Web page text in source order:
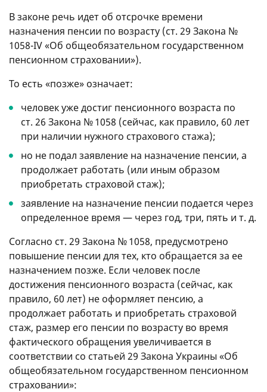
В законе речь идет об отсрочке времени
назначения пенсии по возрасту (ст. 29 Закона №
1058-IV «Об общеобязательном государственном
пенсионном страховании»).
То есть «позже» означает:
человек уже достиг пенсионного возраста по
ст. 26 Закона № 1058 (сейчас, как правило, 60 лет
при наличии нужного страхового стажа);
но не подал заявление на назначение пенсии, а
продолжает работать (или иным образом
приобретать страховой стаж);
заявление на назначение пенсии подается через
определенное время — через год, три, пять и т. д.
Согласно ст. 29 Закона № 1058, предусмотрено
повышение пенсии для тех, кто обращается за ее
назначением позже. Если человек после
достижения пенсионного возраста (сейчас, как
правило, 60 лет) не оформляет пенсию, а
продолжает работать и приобретать страховой
стаж, размер его пенсии по возрасту во время
фактического обращения увеличивается в
соответствии со статьей 29 Закона Украины «Об
общеобязательном государственном пенсионном
страховании»: